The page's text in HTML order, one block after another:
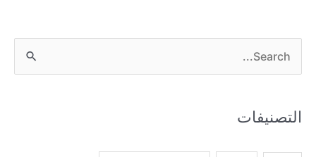
e
rالتصنيفات